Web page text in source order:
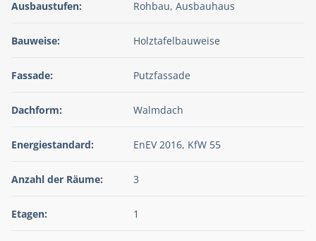
Ausbaustufen: Rohbau, Ausbauhaus
Bauweise: Holztafelbauweise
Fassade: Putzfassade
Dachform: Walmdach
Energiestandard: EnEV 2016, KfW 55
Anzahl der Räume: 3
Etagen: 1